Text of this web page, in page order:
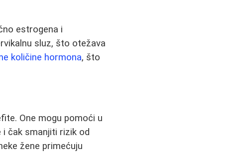
estrogena i
sluz, što otežava
količine hormona, što
One mogu pomoći u
čak smanjiti rizik od
žene primećuju